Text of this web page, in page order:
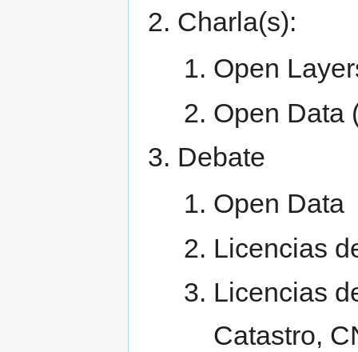
Charla(s):
Open
Open Data
Debate
Open Data
Licencias
Licencias
Catastro,